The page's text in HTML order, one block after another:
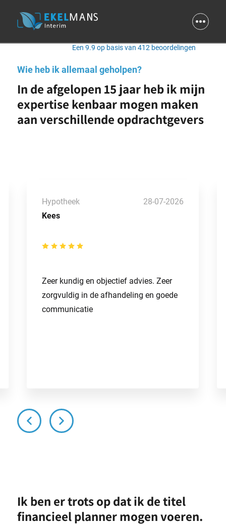
Wie heb ik allemaal geholpen?
In de afgelopen 15 jaar heb ik mijn
expertise kenbaar mogen maken
aan verschillende opdrachtgevers
9.9
Een 9.9 op basis van 412 beoordelingen
Kees
Hypotheek 28-07-2026
Zeer kundig en objectief advies. Zeer
zorgvuldig in de afhandeling en goede
communicatie
Ik ben er trots op dat ik de titel
financieel planner mogen voeren.